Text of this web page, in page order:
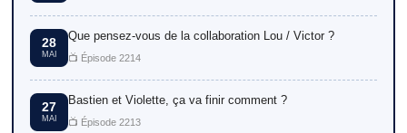
28
MAI
Que pensez-vous de la collaboration Lou / Victor ?
📺 Épisode 2214
27
MAI
Bastien et Violette, ça va finir comment ?
📺 Épisode 2213